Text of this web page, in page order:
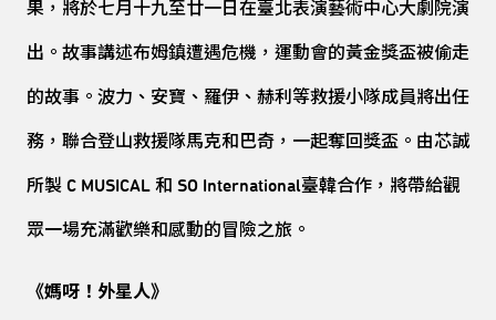
果，將於七月十九至廿一日在臺北表演藝術中心大劇院演
出。故事講述布姆鎮遭遇危機，運動會的黃金獎盃被偷走
的故事。波力、安寶、羅伊、赫利等救援小隊成員將出任
務，聯合登山救援隊馬克和巴奇，一起奪回獎盃。由芯誠
所製 C MUSICAL 和 SO International臺韓合作，將帶給觀
眾一場充滿歡樂和感動的冒險之旅。
《媽呀！外星人》